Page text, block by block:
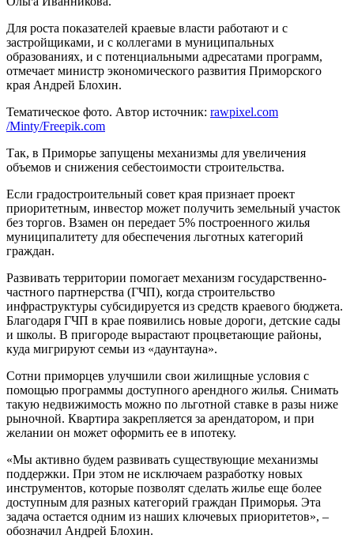
Для роста показателей краевые власти работают и с
застройщиками, и с коллегами в муниципальных
образованиях, и с потенциальными адресатами программ,
отмечает министр экономического развития Приморского
края Андрей Блохин.
Тематическое фото. Автор источник: rawpixel.com
/Minty/Freepik.com
Так, в Приморье запущены механизмы для увеличения
объемов и снижения себестоимости строительства.
Если градостроительный совет края признает проект
приоритетным, инвестор может получить земельный участок
без торгов. Взамен он передает 5% построенного жилья
муниципалитету для обеспечения льготных категорий
граждан.
Развивать территории помогает механизм государственно-
частного партнерства (ГЧП), когда строительство
инфраструктуры субсидируется из средств краевого бюджета.
Благодаря ГЧП в крае появились новые дороги, детские сады
и школы. В пригороде вырастают процветающие районы,
куда мигрируют семьи из «даунтауна».
Сотни приморцев улучшили свои жилищные условия с
помощью программы доступного арендного жилья. Снимать
такую недвижимость можно по льготной ставке в разы ниже
рыночной. Квартира закрепляется за арендатором, и при
желании он может оформить ее в ипотеку.
«Мы активно будем развивать существующие механизмы
поддержки. При этом не исключаем разработку новых
инструментов, которые позволят сделать жилье еще более
доступным для разных категорий граждан Приморья. Эта
задача остается одним из наших ключевых приоритетов», –
обозначил Андрей Блохин.